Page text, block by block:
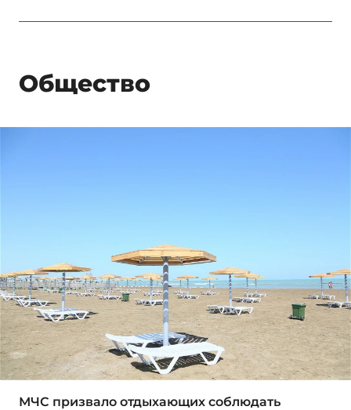
Общество
МЧС призвало отдыхающих соблюдать